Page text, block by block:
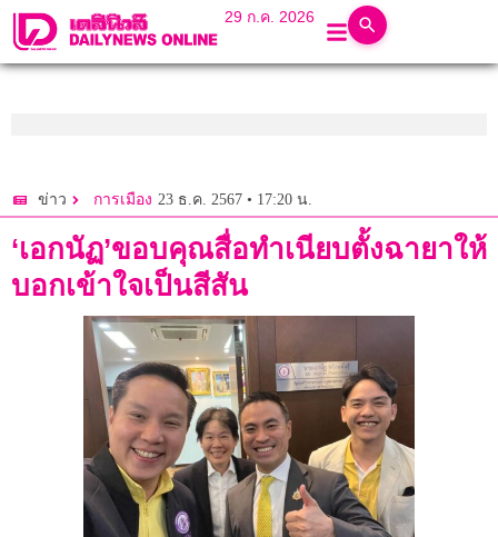
29 ก.ค. 2026
ข่าว การเมือง 23 ธ.ค. 2567 • 17:20 น.
‘เอกนัฏ’ขอบคุณสื่อทำเนียบตั้งฉายาให้
บอกเข้าใจเป็นสีสัน